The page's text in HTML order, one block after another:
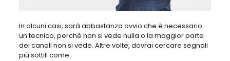
In alcuni casi, sarà abbastanza ovvio che è necessario
un tecnico, perché non si vede nulla o la maggior parte
dei canali non si vede. Altre volte, dovrai cercare segnali
più sottili come: